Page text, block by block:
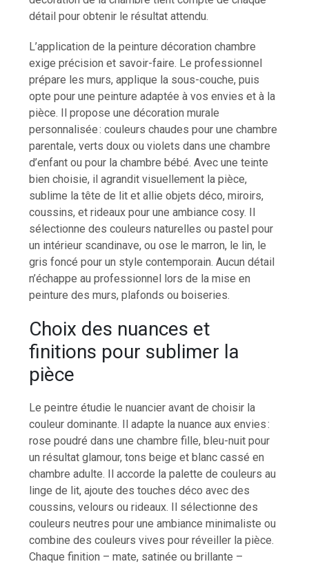
détail pour obtenir le résultat attendu.
L’application de la peinture décoration chambre
exige précision et savoir-faire. Le professionnel
prépare les murs, applique la sous-couche, puis
opte pour une peinture adaptée à vos envies et à la
pièce. Il propose une décoration murale
personnalisée : couleurs chaudes pour une chambre
parentale, verts doux ou violets dans une chambre
d’enfant ou pour la chambre bébé. Avec une teinte
bien choisie, il agrandit visuellement la pièce,
sublime la tête de lit et allie objets déco, miroirs,
coussins, et rideaux pour une ambiance cosy. Il
sélectionne des couleurs naturelles ou pastel pour
un intérieur scandinave, ou ose le marron, le lin, le
gris foncé pour un style contemporain. Aucun détail
n’échappe au professionnel lors de la mise en
peinture des murs, plafonds ou boiseries.
Choix des nuances et
finitions pour sublimer la
pièce
Le peintre étudie le nuancier avant de choisir la
couleur dominante. Il adapte la nuance aux envies :
rose poudré dans une chambre fille, bleu-nuit pour
un résultat glamour, tons beige et blanc cassé en
chambre adulte. Il accorde la palette de couleurs au
linge de lit, ajoute des touches déco avec des
coussins, velours ou rideaux. Il sélectionne des
couleurs neutres pour une ambiance minimaliste ou
combine des couleurs vives pour réveiller la pièce.
Chaque finition – mate, satinée ou brillante –